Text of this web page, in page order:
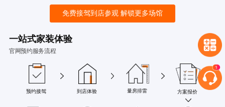
免费接驾到店参观 解锁更多场馆
一站式家装体验
官网预约服务流程
预约接驾 到店体验 量房排雷 方案报价